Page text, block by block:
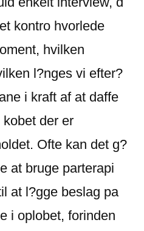
kontro hvorlede
hvilken
l?nges vi efter?
i kraft af at daffe
kobet der er
Ofte kan det g?
at bruge parterapi
at l?gge beslag pa
i oplobet, forinden